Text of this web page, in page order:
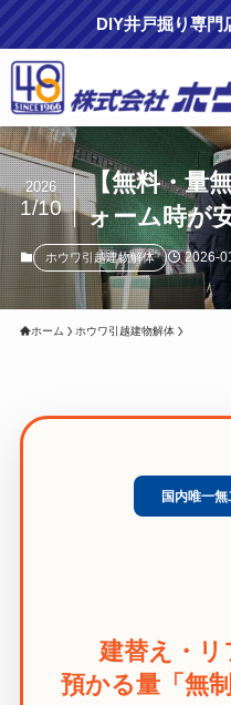
DIY井戸掘り専門
【無料・量
ォーム時が
2026
1/10
ホウワ引越建物解体 2026-
ホーム ホウワ引越建物解体
国内唯一
建替え・リ
預かる量「無